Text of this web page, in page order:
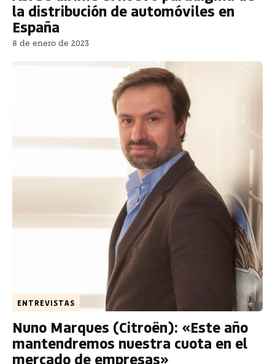
la distribución de automóviles en
España
8 de enero de 2023
ENTREVISTAS
Nuno Marques (Citroën): «Este año
mantendremos nuestra cuota en el
mercado de empresas»